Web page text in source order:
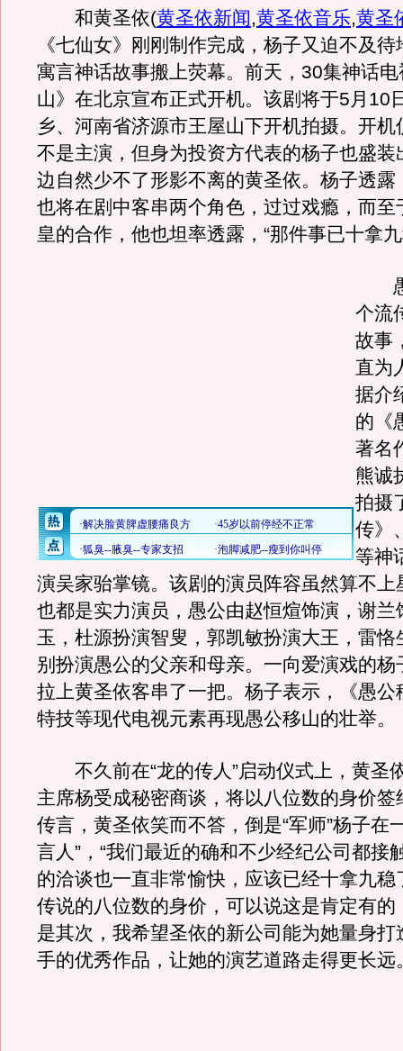
和黄圣依(黄圣依新闻,黄圣依音乐,黄圣
《七仙女》刚刚制作完成，杨子又迫不及
寓言神话故事搬上荧幕。前天，30集神话
山》在北京宣布正式开机。该剧将于5月10
乡、河南省济源市王屋山下开机拍摄。开机
不是主演，但身为投资方代表的杨子也盛装
边自然少不了形影不离的黄圣依。杨子透露
也将在剧中客串两个角色，过过戏瘾，而至
皇的合作，他也坦率透露，“那件事已十拿
愚
个流
故事
直为
据介
的《
著名
熊诚
拍摄
传》
等神
演吴家骀掌镜。该剧的演员阵容虽然算不上
也都是实力演员，愚公由赵恒煊饰演，谢兰
玉，杜源扮演智叟，郭凯敏扮演大王，雷恪
别扮演愚公的父亲和母亲。一向爱演戏的杨
拉上黄圣依客串了一把。杨子表示，《愚公
特技等现代电视元素再现愚公移山的壮举。
不久前在“龙的传人”启动仪式上，黄圣
主席杨受成秘密商谈，将以八位数的身价签
传言，黄圣依笑而不答，倒是“军师”杨子在
言人”，“我们最近的确和不少经纪公司都接
的洽谈也一直非常愉快，应该已经十拿九稳
传说的八位数的身价，可以说这是肯定有的
是其次，我希望圣依的新公司能为她量身打
手的优秀作品，让她的演艺道路走得更长远